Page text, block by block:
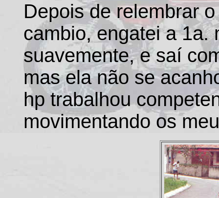
Depois de relembrar
cambio, engatei a 1a.
suavemente, e saí
mas ela não se
hp trabalhou
movimentando os